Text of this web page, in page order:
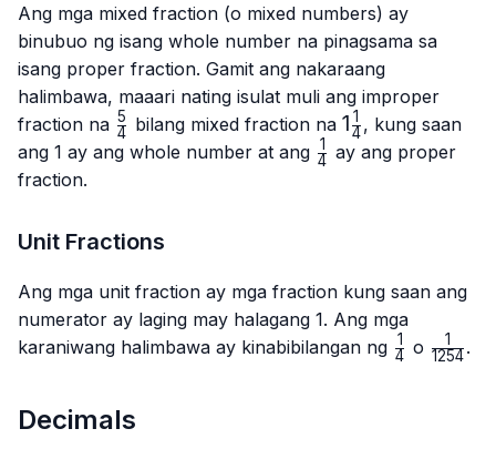
Ang mga mixed fraction (o mixed numbers) ay
binubuo ng isang whole number na pinagsama sa
isang proper fraction. Gamit ang nakaraang
halimbawa, maaari nating isulat muli ang improper
fraction na \frac{5}
{4}
4
5 bilang mixed fraction na 1\frac{1}
{4}
14
1 , kung saan
ang 1 ay ang whole number at ang \frac{1}
4
1
ay ang proper
fraction.
Unit Fractions
Ang mga unit fraction ay mga fraction kung saan ang
numerator ay laging may halagang 1. Ang mga
karaniwang halimbawa ay kinabibilangan ng \frac{1}
4
1 o 1254
1 .
Decimals